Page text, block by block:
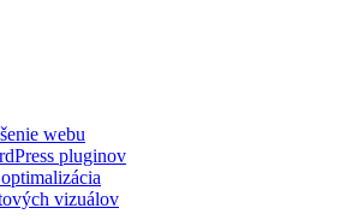
webu
pluginov
vizuálov